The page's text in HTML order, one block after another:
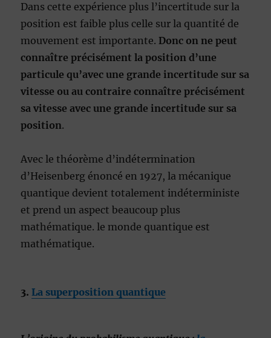
Dans cette expérience plus l’incertitude sur la
position est faible plus celle sur la quantité de
mouvement est importante.Donc on ne peut
connaître précisément la position d’une
particule qu’avec une grande incertitude sur sa
vitesse ou au contraire connaître précisément
sa vitesse avec une grande incertitude sur sa
position.
Avec le théorème d’indétermination
d’Heisenberg énoncé en 1927, la mécanique
quantique devient totalement indéterministe
et prend un aspect beaucoup plus
mathématique. le monde quantique est
mathématique.
3.La superposition quantique